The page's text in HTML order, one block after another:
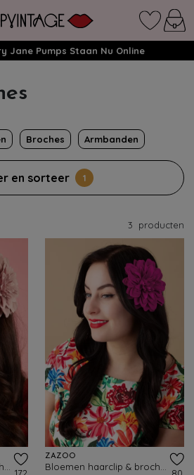
Jane Pumps Staan Nu Online
Broches Armbanden
en sorteer 1
3 producten
ZAZOO